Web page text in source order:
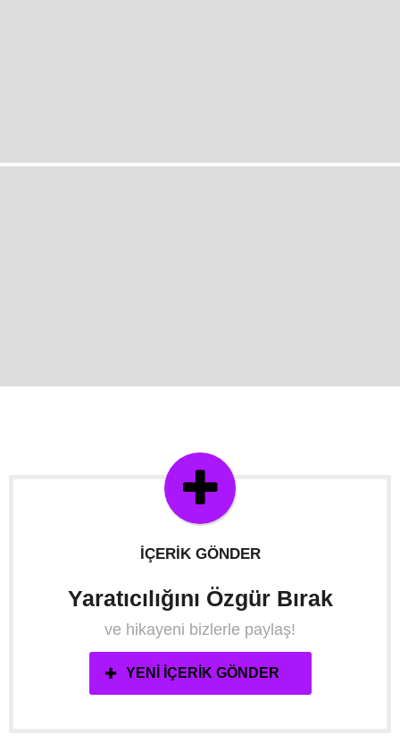
İÇERIK GÖNDER
Yaratıcılığını Özgür Bırak
ve hikayeni bizlerle paylaş!
YENI İÇERIK GÖNDER